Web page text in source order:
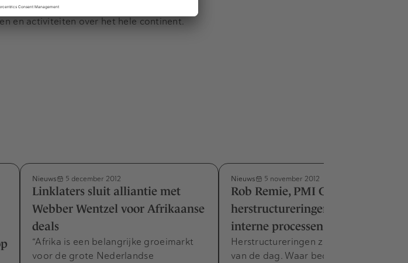
Wentzel’s lidmaatschap van ALN, een
en activiteiten over het hele continent.
Nieuws 5 december 2012
Linklaters sluit alliantie met
Webber Wentzel voor Afrikaanse
deals
“Afrika is een belangrijke groeimarkt
voor de grote Nederlandse
Nieuws 5 november 2012
Rob Remie, PMI Group: "Bij
herstructureringen eerst de
interne processen op orde"
Herstructureringen zijn aan de orde
van de dag. Waar bedrijven worstelen